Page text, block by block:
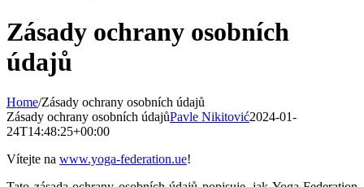
Zásady ochrany osobních
údajů
Home/Zásady ochrany osobních údajů
Zásady ochrany osobních údajůPavle Nikitović2024-01-
24T14:48:25+00:00
Vítejte na www.yoga-federation.ue!